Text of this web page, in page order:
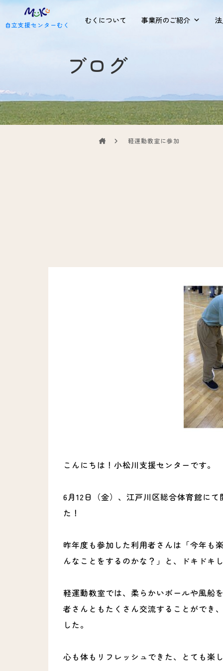
自立支援センターむく むくについて 事業所のご紹介
ブログ
軽運動教室に参加
こんにちは！小松川支援センターです。
6月12日（金）、江戸川区総合体育館に
た！
昨年度も参加した利用者さんは「今年も
んなことをするのかな？」と、ドキドキ
軽運動教室では、柔らかいボールや風船
者さんともたくさん交流することができ
した。
心も体もリフレッシュできた、とても楽